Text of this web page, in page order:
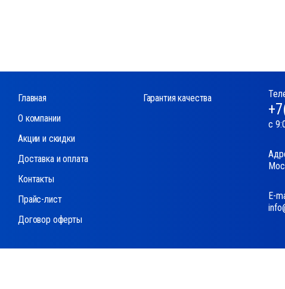
Главная
О компании
Акции и скидки
Доставка и оплата
Контакты
Прайс-лист
Договор оферты
Гарантия качества
с
Е-